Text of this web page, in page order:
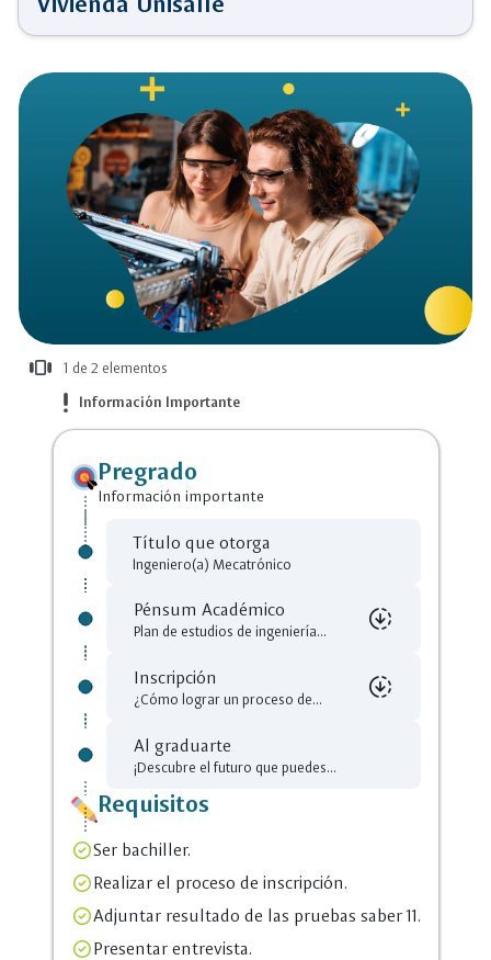
view_carousel
información
1 de 2 elementos
priority_high Información Importante
Pregrado
Información importante
Ingeniero(a) Mecatrónico
Título que otorga
Plan de estudios de ingeniería...
Pénsum Académico downloading
Selecciona un
Archivo para descarga close
DIG_Ingenieria_Mecatronica.pdf
¿Cómo lograr un proceso de...
Inscripción downloading
Selecciona un
Archivo para descarga
downloadingpcion_exitoso_28.pdf
¡Descubre el futuro que puedes...
Al graduarte
Requisitos
Ser bachiller.
Realizar el proceso de inscripción.
Adjuntar resultado de las pruebas saber 11.
Presentar entrevista.